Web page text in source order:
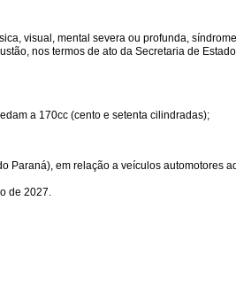
visual, mental severa ou profunda,
nos termos de ato da Secretaria de
a 170cc (cento e setenta cilindradas);
Paraná), em relação a veículos automotores
de 2027.